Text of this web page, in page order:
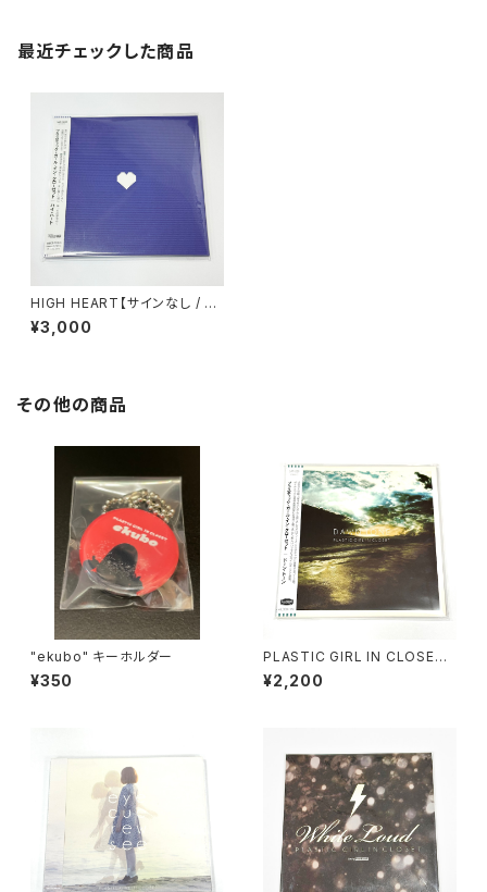
最近チェックした商品
HIGH HEART【サインなし / DL
カード付】
¥3,000
その他の商品
"ekubo" キーホルダー
¥350
PLASTIC GIRL IN CLOSET /
DAWN TONE (CD)
¥2,200